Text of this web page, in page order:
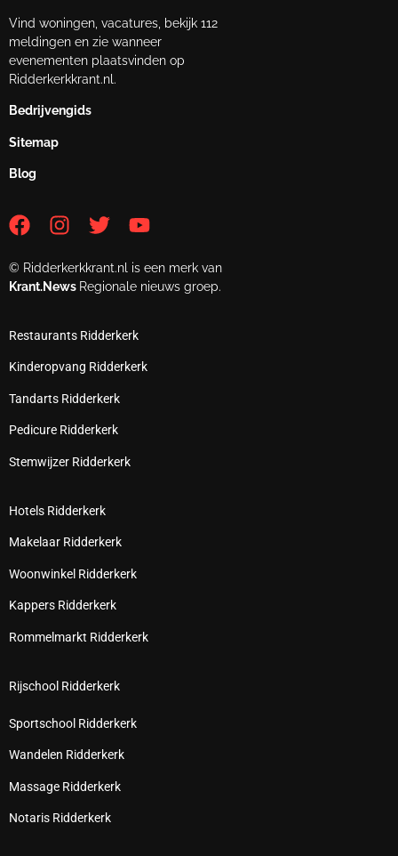
Vind woningen, vacatures, bekijk 112
meldingen en zie wanneer
evenementen plaatsvinden op
Ridderkerkkrant.nl.
Bedrijvengids
Sitemap
Blog
© Ridderkerkkrant.nl is een merk van
Krant.News Regionale nieuws groep.
Restaurants Ridderkerk
Kinderopvang Ridderkerk
Tandarts Ridderkerk
Pedicure Ridderkerk
Stemwijzer Ridderkerk
Hotels Ridderkerk
Makelaar Ridderkerk
Woonwinkel Ridderkerk
Kappers Ridderkerk
Rommelmarkt Ridderkerk
Rijschool Ridderkerk
Sportschool Ridderkerk
Wandelen Ridderkerk
Massage Ridderkerk
Notaris Ridderkerk